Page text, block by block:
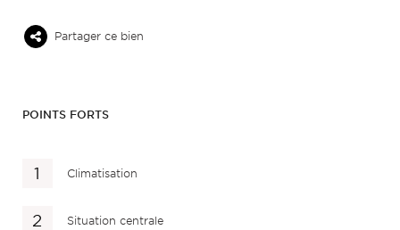
Partager ce bien
POINTS FORTS
Climatisation
Situation centrale